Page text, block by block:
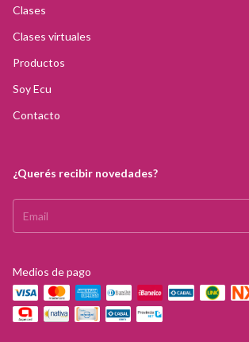
Clases
Clases virtuales
Productos
Soy Ecu
Contacto
¿Querés recibir novedades?
Medios de pago